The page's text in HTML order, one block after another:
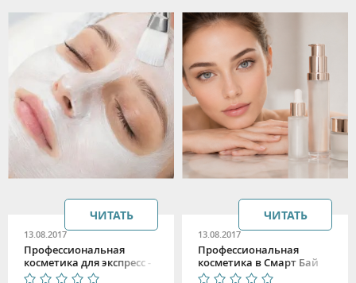
13.08.2017
Профессиональная
косметика для экспресс -
ухода
ЧИТАТЬ
13.08.2017
Профессиональная
косметика в Смарт Бай
ЧИТАТЬ